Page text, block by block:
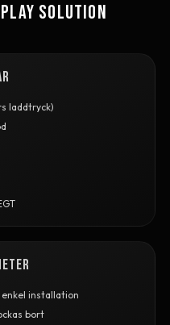
SOLUTION
laddtryck)
installation
bort